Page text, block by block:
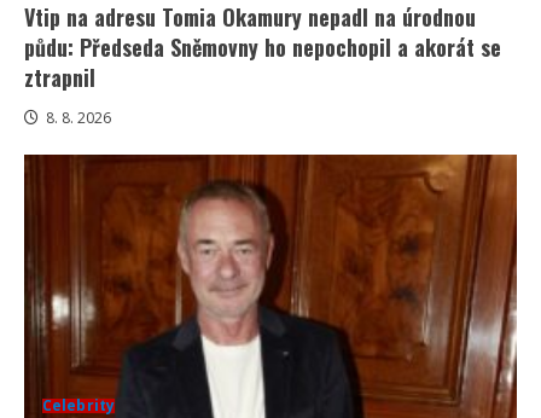
Vtip na adresu Tomia Okamury nepadl na úrodnou
půdu: Předseda Sněmovny ho nepochopil a akorát se
ztrapnil
8. 8. 2026
Celebrity